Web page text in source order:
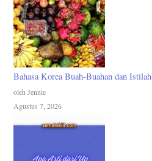
Bahasa Korea Buah-Buahan dan
oleh Jennie
Agustus 7, 2026